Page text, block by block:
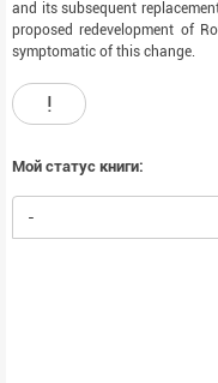
and its subsequent
proposed redevelopment of
symptomatic of this change.
!
Мой статус книги:
-